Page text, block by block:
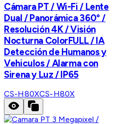
Cámara PT / Wi-Fi / Lente
Dual / Panorámica 360° /
Resolución 4K / Visión
Nocturna ColorFULL / IA
Detección de Humanos y
Vehiculos / Alarma con
Sirena y Luz / IP65
CS-H80XCS-H80X